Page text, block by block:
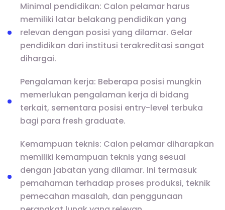
Minimal pendidikan: Calon pelamar harus
memiliki latar belakang pendidikan yang
relevan dengan posisi yang dilamar. Gelar
pendidikan dari institusi terakreditasi sangat
dihargai.
Pengalaman kerja: Beberapa posisi mungkin
memerlukan pengalaman kerja di bidang
terkait, sementara posisi entry-level terbuka
bagi para fresh graduate.
Kemampuan teknis: Calon pelamar diharapkan
memiliki kemampuan teknis yang sesuai
dengan jabatan yang dilamar. Ini termasuk
pemahaman terhadap proses produksi, teknik
pemecahan masalah, dan penggunaan